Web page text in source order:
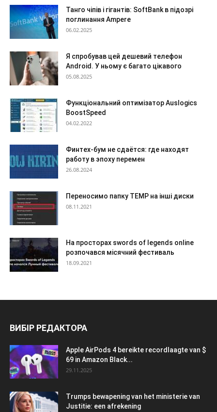
Танго чіпів і гігантів: SoftBank в підозрі
поглинання Ampere
06.02.2025
Я спробував цей дешевий телефон
Android. У ньому є багато цікавого
05.08.2025
Функціональний оптимізатор Auslogics
BoostSpeed
04.02.2022
Финтех-бум не сдаётся: где находят
работу в эпоху перемен
26.08.2024
Переносимо папку TEMP на інші диски
08.11.2021
На просторах swords of legends online
розпочався місячний фестиваль
18.09.2021
ВИБІР РЕДАКТОРА
Apple AirPods 4 bereikte recordlaagte van $
69 in Amazon Black...
29.11.2025
Trumps bewapening van het ministerie van
Justitie: een afrekening